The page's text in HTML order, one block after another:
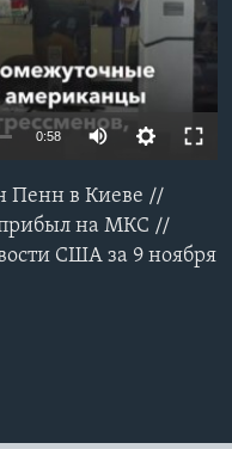
available
0:58
в Киеве //
прибыл на МКС //
США за 9 ноября